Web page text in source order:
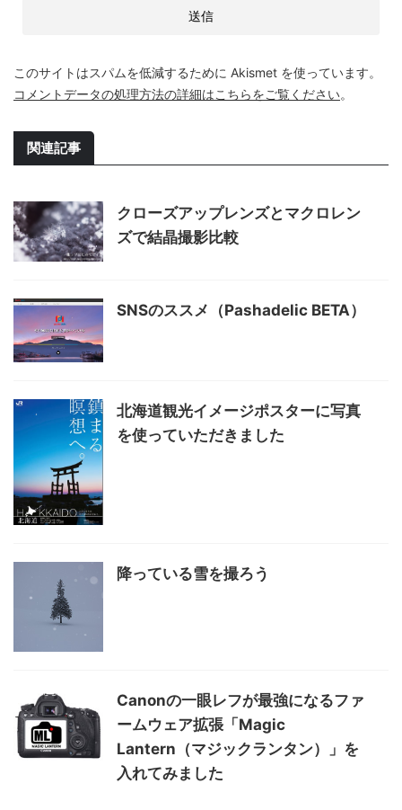
このサイトはスパムを低減するために Akismet を使っています。
コメントデータの処理方法の詳細はこちらをご覧ください。
関連記事
クローズアップレンズとマクロレン
ズで結晶撮影比較
SNSのススメ（Pashadelic BETA）
北海道観光イメージポスターに写真
を使っていただきました
降っている雪を撮ろう
Canonの一眼レフが最強になるファ
ームウェア拡張「Magic
Lantern（マジックランタン）」を
入れてみました